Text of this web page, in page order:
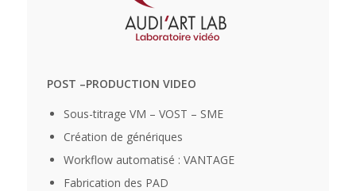
POST –PRODUCTION VIDEO
Sous-titrage VM – VOST – SME
Création de génériques
Workflow automatisé : VANTAGE
Fabrication des PAD